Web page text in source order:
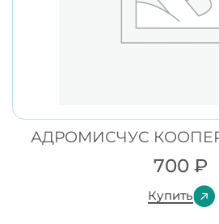
АДРОМИСЧУС
700 ₽
Купить